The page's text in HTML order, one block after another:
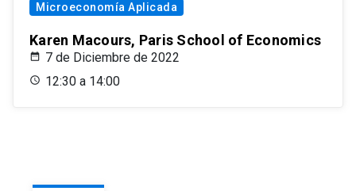
Microeconomía Aplicada
Karen Macours, Paris School of Economics
7 de Diciembre de 2022
12:30 a 14:00